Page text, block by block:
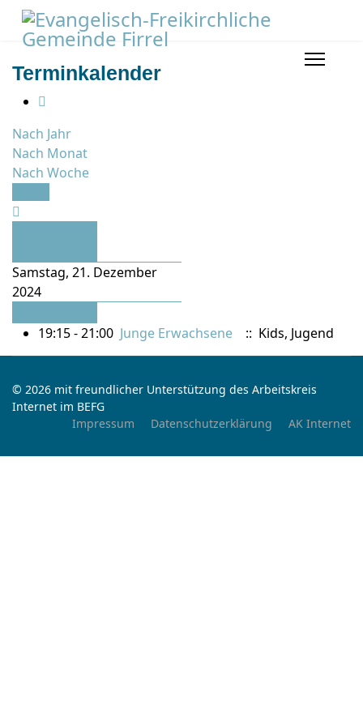
Terminkalender
Nach Jahr
Nach Monat
Nach Woche
Samstag, 21. Dezember
2024
19:15 - 21:00 Junge Erwachsene :: Kids, Jugend
© 2026 mit freundlicher Unterstützung des Arbeitskreis
Internet im BEFG
Impressum
Datenschutzerklärung AK Internet